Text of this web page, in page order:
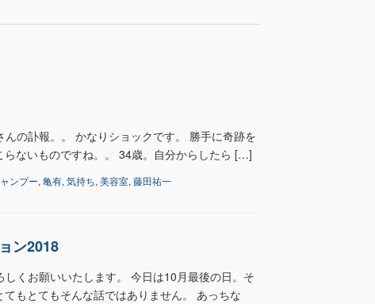
の訃報。。 かなりショックです。 勝手に奇跡を
ないものですね。。 34歳。自分からしたら […]
ンプー, 亀有, 気持ち, 美容室, 藤田祐一
ン2018
くお願いいたします。 今日は10月最後の日。そ
もとてもそんな話ではありません。 あっちな